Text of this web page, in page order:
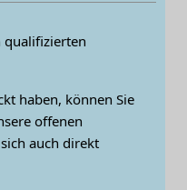
qualifizierten
haben, können Sie
offenen
auch direkt